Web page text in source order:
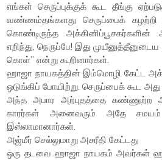
எங்கள் செருப்புக்குக் கூட தீங்கு
வண்ணம்தங்களது செருப்பைக் கழற்றி
கொண்டிருந்த அக்கினிப்பூசகர்களின்
எறிந்து, நெருப்பே! இது
கொள்” என்று கூறினார்கள்.
ஹாஜா நாயகத்தின் இம்மொழி கேட்ட
ஒடுங்கிப் போயிற்று. செருப்பைக் கூட
அந்த அபார அற்புதத்தை கண்ணுற்ற
காரர்கள் அனைவரும் அதே சமயம்
இஸ்லாமானார்கள்.
அஜ்மீர் செல்லுமாறு அசரீதி கேட்டது
ஒரு தடவை ஹாஜா நாயகம் அவர்கள் ஹஜ்